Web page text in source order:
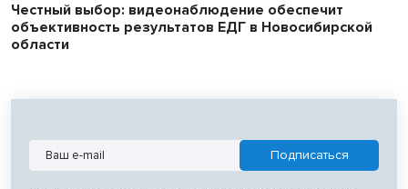
Честный выбор: видеонаблюдение обеспечит
объективность результатов ЕДГ в Новосибирской
области